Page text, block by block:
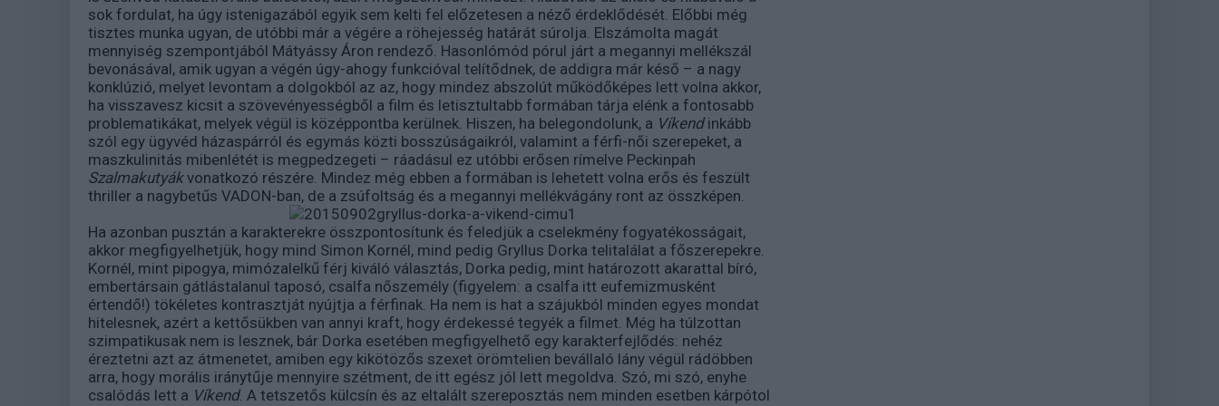
sok fordulat, ha úgy istenigazából egyik sem kelti fel előzetesen a néző érdeklődését. Előbbi még
tisztes munka ugyan, de utóbbi már a végére a röhejesség határát súrolja. Elszámolta magát
mennyiség szempontjából Mátyássy Áron rendező. Hasonlómód pórul járt a megannyi mellékszál
bevonásával, amik ugyan a végén úgy-ahogy funkcióval telítődnek, de addigra már késő – a nagy
konklúzió, melyet levontam a dolgokból az az, hogy mindez abszolút működőképes lett volna akkor,
ha visszavesz kicsit a szövevényességből a film és letisztultabb formában tárja elénk a fontosabb
problematikákat, melyek végül is középpontba kerülnek. Hiszen, ha belegondolunk, a Víkendinkább
szól egy ügyvéd házaspárról és egymás közti bosszúságaikról, valamint a férfi-női szerepeket, a
maszkulinitás mibenlétét is megpedzegeti – ráadásul ez utóbbi erősen rímelve Peckinpah
Szalmakutyákvonatkozó részére. Mindez még ebben a formában is lehetett volna erős és feszült
thriller a nagybetűs VADON-ban, de a zsúfoltság és a megannyi mellékvágány ront az összképen.
Ha azonban pusztán a karakterekre összpontosítunk és feledjük a cselekmény fogyatékosságait,
akkor megfigyelhetjük, hogy mind Simon Kornél, mind pedig Gryllus Dorka telitalálat a főszerepekre.
Kornél, mint pipogya, mimózalelkű férj kiváló választás, Dorka pedig, mint határozott akarattal bíró,
embertársain gátlástalanul taposó, csalfa nőszemély (figyelem: a csalfa itt eufemizmusként
értendő!) tökéletes kontrasztját nyújtja a férfinak. Ha nem is hat a szájukból minden egyes mondat
hitelesnek, azért a kettősükben van annyi kraft, hogy érdekessé tegyék a filmet. Még ha túlzottan
szimpatikusak nem is lesznek, bár Dorka esetében megfigyelhető egy karakterfejlődés: nehéz
éreztetni azt az átmenetet, amiben egy kikötözős szexet örömtelien bevállaló lány végül rádöbben
arra, hogy morális iránytűje mennyire szétment, de itt egész jól lett megoldva. Szó, mi szó, enyhe
csalódás lett a Víkend. A tetszetős külcsín és az eltalált szereposztás nem minden esetben kárpótol